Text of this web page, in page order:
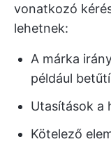
vonatkozó
lehetnek:
A márka
például
Utasítások a
Kötelező